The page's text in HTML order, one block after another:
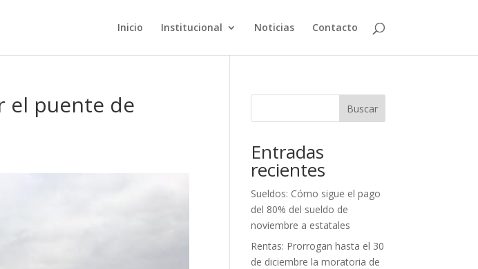
Inicio Institucional Noticias Contacto
el puente de Buscar
Entradas
recientes
Sueldos: Cómo sigue el pago
del 80% del sueldo de
noviembre a estatales
Rentas: Prorrogan hasta el 30
de diciembre la moratoria de